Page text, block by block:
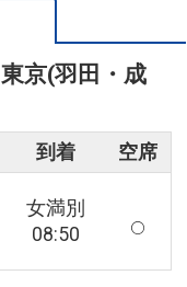
東京(羽田・成
到着 空席
女満別
08:50